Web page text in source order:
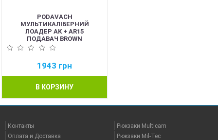
PODAVACH
МУЛЬТИКАЛІБЕРНИЙ
ЛОАДЕР AK + AR15
ПОДАВАЧ BROWN
1943 грн
В КОРЗИНУ
Контакты
Оплата и Доставка
Рюкзаки Multicam
Рюкзаки Mil-Tec